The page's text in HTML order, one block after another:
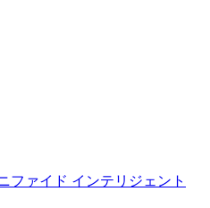
ファイド インテリジェント